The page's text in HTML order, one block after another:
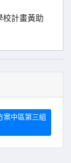
校計畫黃助
案中區第三組